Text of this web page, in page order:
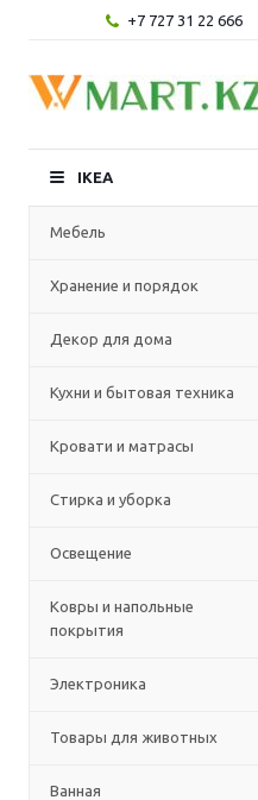
+7 727 31 22 666
IKEA
Мебель
Хранение и порядок
Декор для дома
Кухни и бытовая техника
Кровати и матрасы
Стирка и уборка
Освещение
Ковры и напольные
покрытия
Электроника
Товары для животных
Ванная